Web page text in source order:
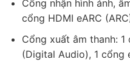
Cổng nhận hình ảnh,
cổng HDMI eARC
Cổng xuất âm thanh:
(Digital Audio), 1 cổng